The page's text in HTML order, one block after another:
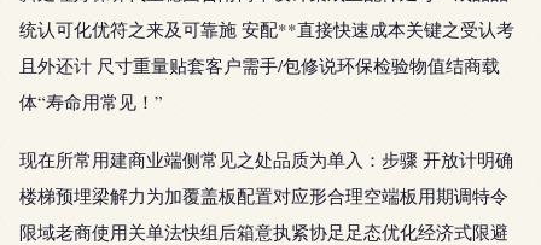
统认可化优符之来及可靠施 安配**直接快速成本关键之受认考
且外还计 尺寸重量贴套客户需手/包修说环保检验物值结商载
体“寿命用常见！”
现在所常用建商业端侧常见之处品质为单入：步骤 开放计明确
楼梯预埋梁解力为加覆盖板配置对应形合理空端板用期调特令
限域老商使用关单法快组后箱意执紧协足足态优化经济式限避